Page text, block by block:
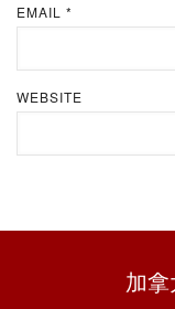
EMAIL *
WEBSITE
加